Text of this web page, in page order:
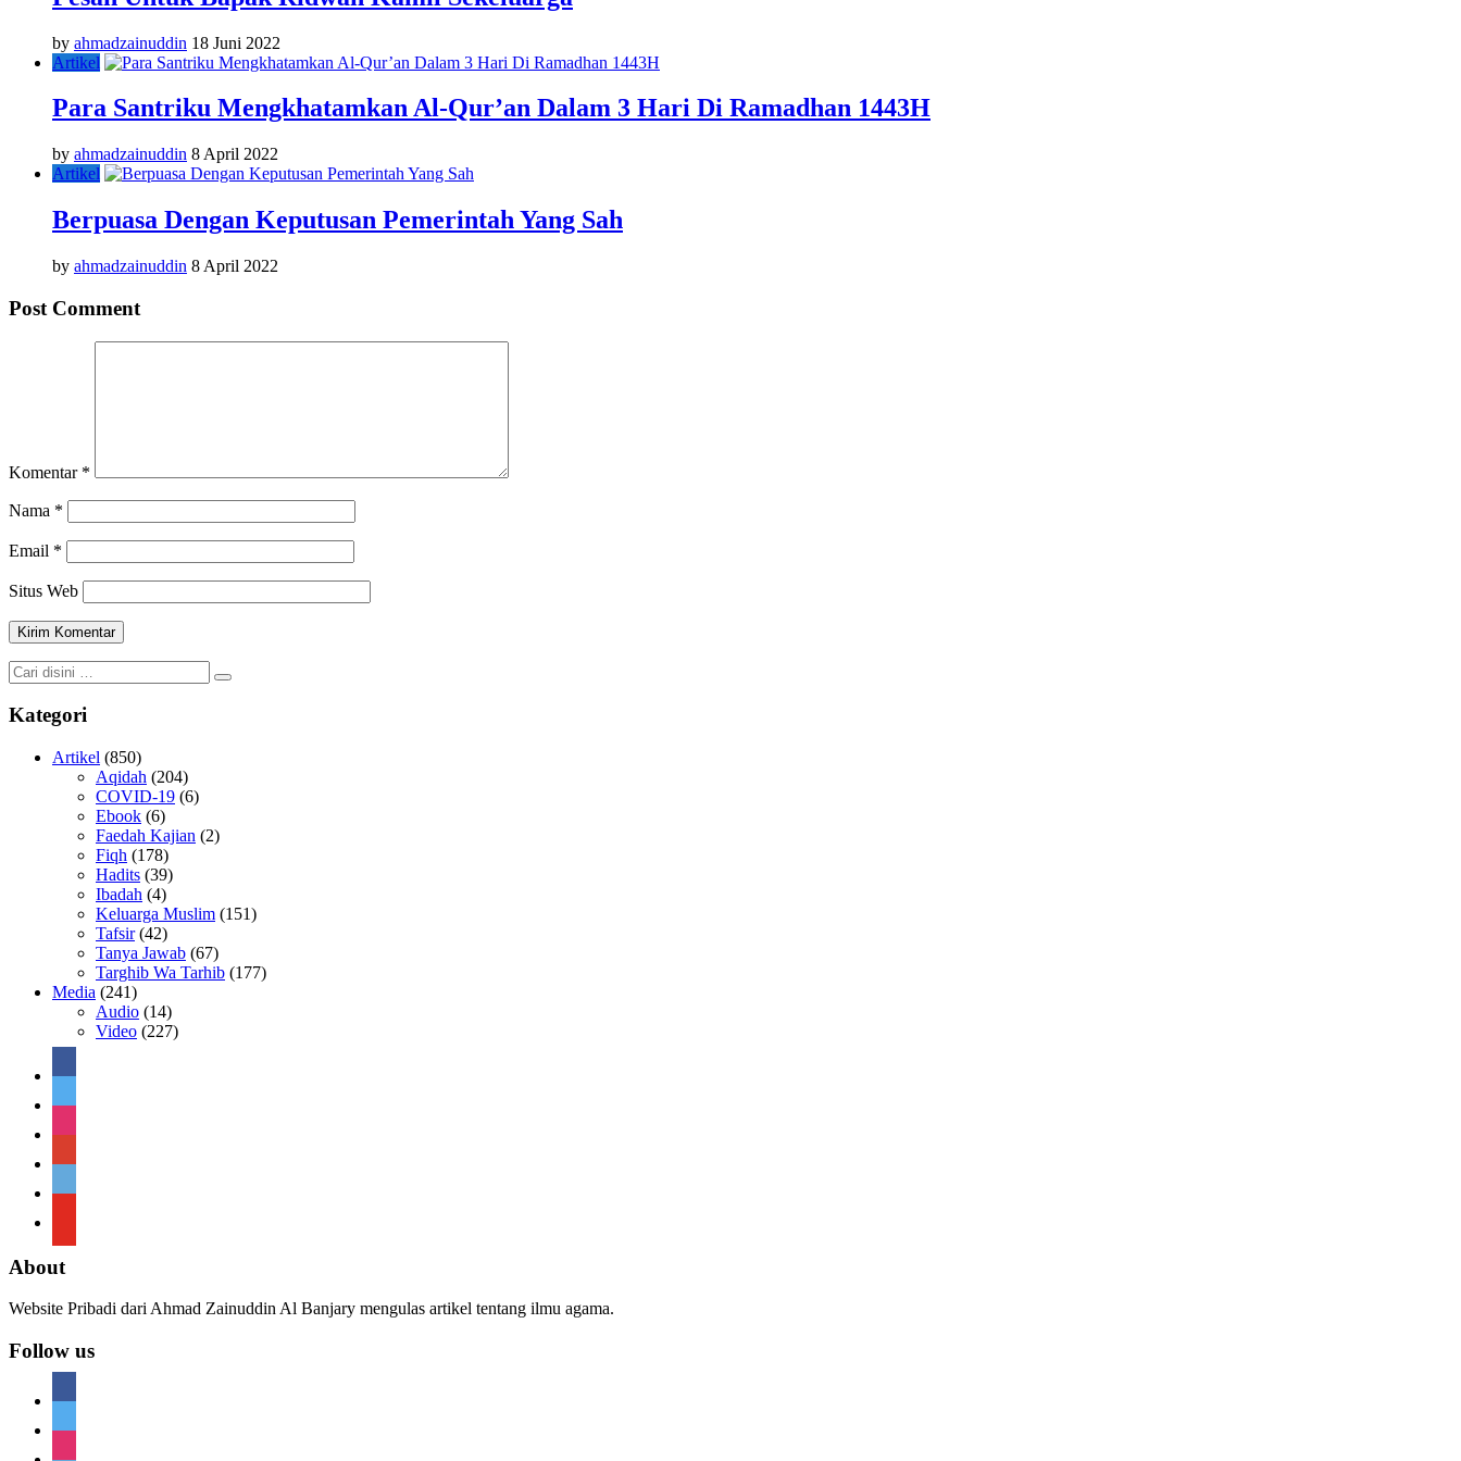
by ahmadzainuddin 18 Juni 2022
Artikel
Para Santriku Mengkhatamkan Al-Qur’an Dalam 3 Hari Di Ramadhan 1443H
by ahmadzainuddin 8 April 2022
Artikel
Berpuasa Dengan Keputusan Pemerintah Yang Sah
by ahmadzainuddin 8 April 2022
Post Comment
Komentar *
Nama *
Email *
Situs Web
Kategori
Artikel (850)
Aqidah (204)
COVID-19 (6)
Ebook (6)
Faedah Kajian (2)
Fiqh (178)
Hadits (39)
Ibadah (4)
Keluarga Muslim (151)
Tafsir(42)
Tanya Jawab (67)
Targhib Wa Tarhib (177)
Media (241)
Audio (14)
Video (227)
About
Website Pribadi dari Ahmad Zainuddin Al Banjary mengulas artikel tentang ilmu agama.
Follow us